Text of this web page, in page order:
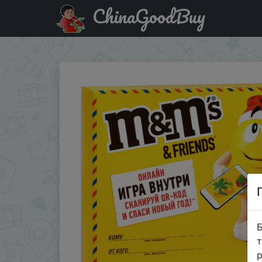
Знижка на Подарочный набор M&M's and Friends
ChinaGoodBuy